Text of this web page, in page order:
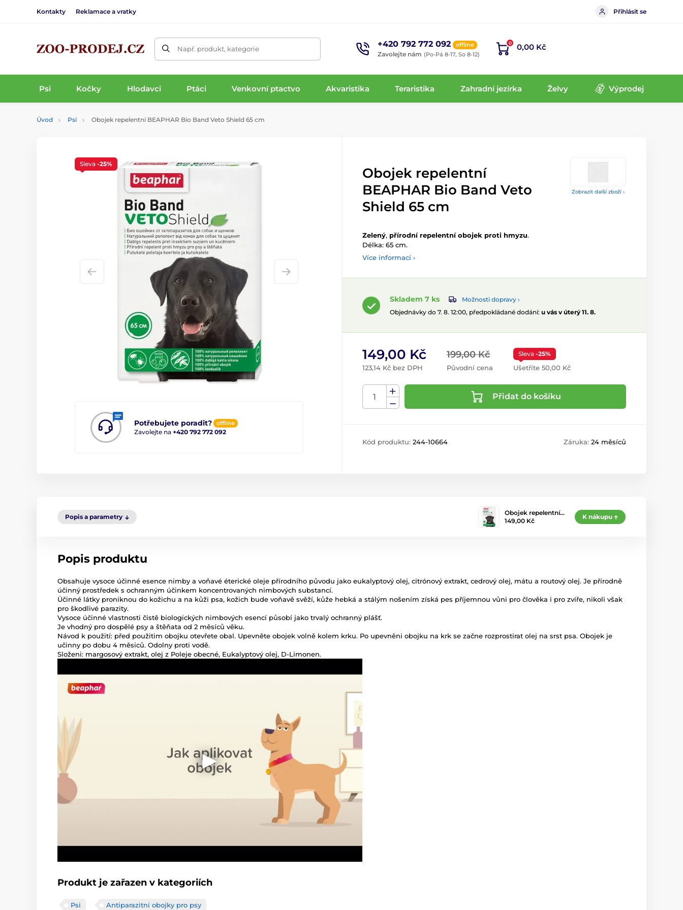
Kontakty Reklamace a vratky Přihlásit se
Např. produkt, kategorie +420 792 772 092 offline
Zavolejte nám (Po-Pá 8-17, So 8-12)
0 0,00 Kč
Psi Kočky Hlodavci Ptáci Venkovní ptactvo Akvaristika Teraristika Zahradní jezírka Želvy Výprodej
Úvod Psi Obojek repelentní BEAPHAR Bio Band Veto Shield 65 cm
Zobrazit další zboží ›
Potřebujete poradit? offline
Zavolejte na +420 792 772 092
Sleva -25%
Obojek repelentní
BEAPHAR Bio Band Veto
Shield 65 cm
Zelený, přírodní repelentní obojek proti hmyzu.
Délka: 65 cm.
Více informací ›
Skladem 7 ks
Možnosti dopravy ›
Objednávky do 7. 8. 12:00, předpokládané dodání: u vás v úterý 11. 8.
199,00 Kč
Původní cena
149,00 Kč
123,14 Kč bez DPH
Sleva -25%
Ušetříte 50,00 Kč
Přidat do košíku
Kód produktu: 244-10664 Záruka: 24 měsíců
Popis a parametry
Obojek repelentní…
149,00 Kč
K nákupu
Popis produktu
Obsahuje vysoce účinné esence nimby a voňavé éterické oleje přírodního původu jako eukalyptový olej, citrónový extrakt, cedrový olej, mátu a routový olej. Je přírodně
účinný prostředek s ochranným účinkem koncentrovaných nimbových substancí.
Üčinné látky proniknou do kožichu a na kůži psa, kožich bude voňavě svěží, kůže hebká a stálým nošením získá pes příjemnou vůni pro člověka i pro zvíře, nikoli však
pro škodlivé parazity.
Vysoce účinné vlastnosti čistě biologických nimbových esencí působí jako trvalý ochranný plášť.
Je vhodný pro dospělé psy a štěňata od 2 měsíců věku.
Návod k použití: před použitim obojku otevřete obal. Upevněte obojek volně kolem krku. Po upevněni obojku na krk se začne rozprostirat olej na srst psa. Obojek je
učinny po dobu 4 měsiců. Odolny proti vodě.
Složeni: margosový extrakt, olej z Poleje obecné, Eukalyptový olej, D-Limonen.
Produkt je zařazen v kategoriích
Psi Antiparazitní obojky pro psy